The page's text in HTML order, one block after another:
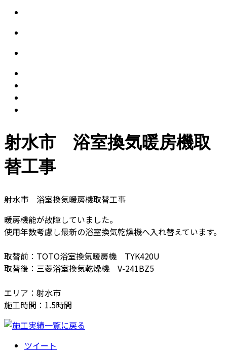
射水市 浴室換気暖房機取
替工事
射水市 浴室換気暖房機取替工事
暖房機能が故障していました。
使用年数考慮し最新の浴室換気乾燥機へ入れ替えています。
取替前：TOTO浴室換気暖房機 TYK420U
取替後：三菱浴室換気乾燥機 V-241BZ5
エリア：射水市
施工時間：1.5時間
ツイート